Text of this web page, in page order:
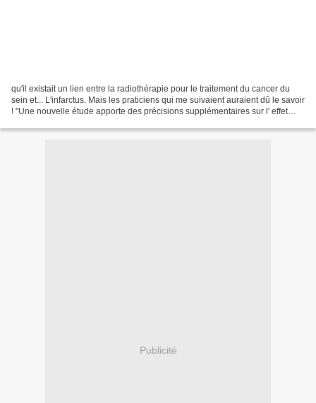
qu'il existait un lien entre la radiothérapie pour le traitement du cancer du
sein et... L'infarctus. Mais les praticiens qui me suivaient auraient dû le savoir
! "Une nouvelle étude apporte des précisions supplémentaires sur l' effet
Publicité